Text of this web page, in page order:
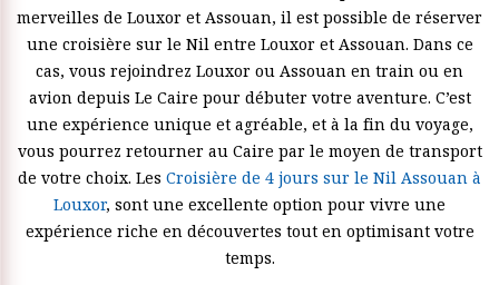
merveilles de Louxor et Assouan, il est possible de réserver
une croisière sur le Nil entre Louxor et Assouan. Dans ce
cas, vous rejoindrez Louxor ou Assouan en train ou en
avion depuis Le Caire pour débuter votre aventure. C’est
une expérience unique et agréable, et à la fin du voyage,
vous pourrez retourner au Caire par le moyen de transport
de votre choix. Les Croisière de 4 jours sur le Nil Assouan à
Louxor, sont une excellente option pour vivre une
expérience riche en découvertes tout en optimisant votre
temps.